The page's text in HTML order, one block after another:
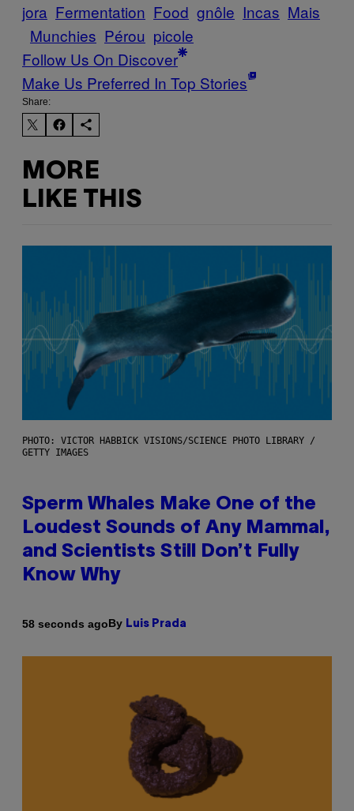
jora Fermentation Food gnôle Incas Mais
Munchies Pérou picole
Follow Us On Discover
Make Us Preferred In Top Stories
Share:
MORE
LIKE THIS
PHOTO: VICTOR HABBICK VISIONS/SCIENCE PHOTO LIBRARY /
GETTY IMAGES
Sperm Whales Make One of the
Loudest Sounds of Any Mammal,
and Scientists Still Don’t Fully
Know Why
58 seconds agoBy Luis Prada